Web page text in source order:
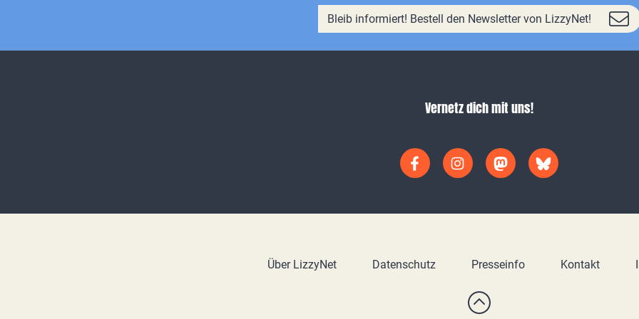
Bleib informiert! Bestell den Newsletter von LizzyNet!
Vernetz dich mit uns!
Über LizzyNet Datenschutz Presseinfo Kontakt